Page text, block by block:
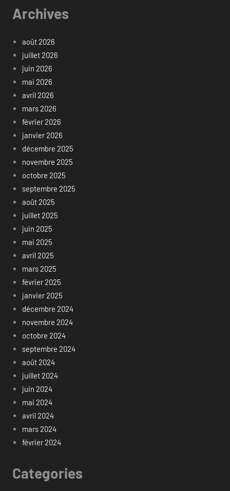
Archives
août 2026
juillet 2026
juin 2026
mai 2026
avril 2026
mars 2026
février 2026
janvier 2026
décembre 2025
novembre 2025
octobre 2025
septembre 2025
août 2025
juillet 2025
juin 2025
mai 2025
avril 2025
mars 2025
février 2025
janvier 2025
décembre 2024
novembre 2024
octobre 2024
septembre 2024
août 2024
juillet 2024
juin 2024
mai 2024
avril 2024
mars 2024
février 2024
Categories